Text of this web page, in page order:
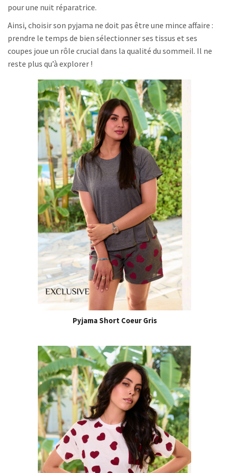
pour une nuit réparatrice.
Ainsi, choisir son pyjama ne doit pas être une mince affaire :
prendre le temps de bien sélectionner ses tissus et ses
coupes joue un rôle crucial dans la qualité du sommeil. Il ne
reste plus qu’à explorer !
Pyjama Short Coeur Gris